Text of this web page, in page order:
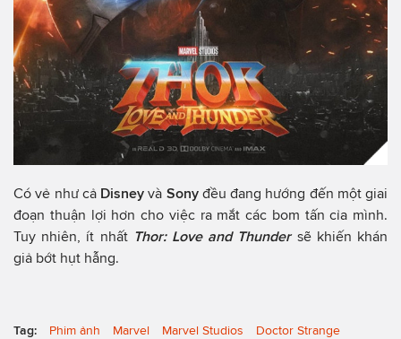
Có vẻ như cả Disney và Sonyđều đang hướng đến một giai
đoạn thuận lợi hơn cho việc ra mắt các bom tấn cỉa mình.
Tuy nhiên, ít nhất Thor: Love and Thundersẽ khiến khán
giả bớt hụt hẫng.
Tag: Phim ảnh Marvel Marvel Studios
Doctor Strange